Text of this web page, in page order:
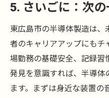
5. さいごに：次の
東広島市の半導体製造は
者のキャリアアップにもチ
場勤務の基礎安全、記録習
発見を意識すれば、半導体
ます。まずは身近な装置の